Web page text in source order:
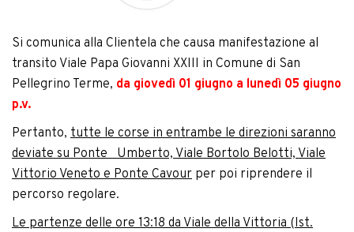
Si comunica alla Clientela che causa manifestazione al
transito Viale Papa Giovanni XXIII in Comune di San
Pellegrino Terme, da giovedì 01 giugno a lunedì 05 giugno
p.v.
Pertanto, tutte le corse in entrambe le direzioni saranno
deviate su Ponte Umberto, Viale Bortolo Belotti, Viale
Vittorio Veneto e Ponte Cavour per poi riprendere il
percorso regolare.
Le partenze delle ore 13:18 da Viale della Vittoria (Ist.